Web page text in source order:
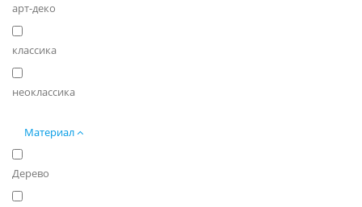
арт-деко
классика
неоклассика
Материал
Дерево